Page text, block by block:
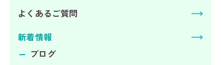
よくあるご質問
新着情報
ブログ